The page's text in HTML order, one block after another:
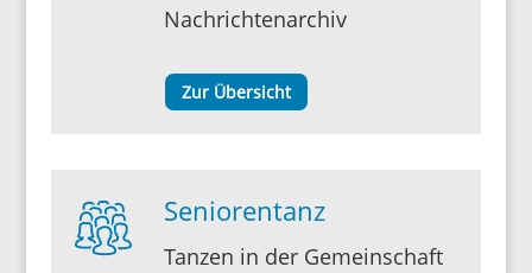
Nachrichtenarchiv
Zur Über­sicht
Seniorentanz
Tanzen in der Gemeinschaft